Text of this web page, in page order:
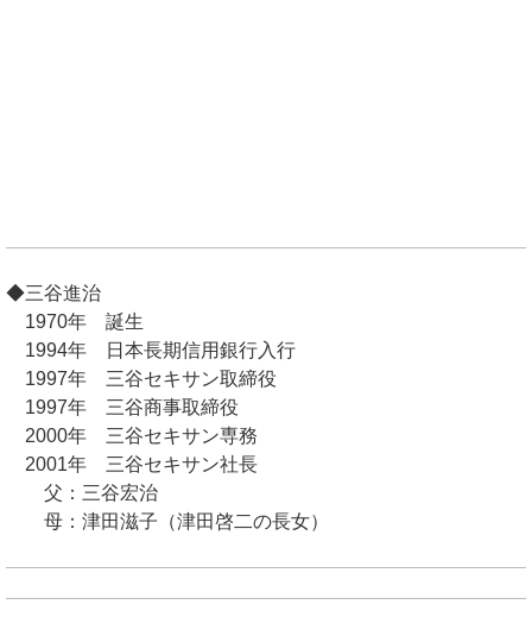
◆三谷進治
1970年 誕生
1994年 日本長期信用銀行入行
1997年 三谷セキサン取締役
1997年 三谷商事取締役
2000年 三谷セキサン専務
2001年 三谷セキサン社長
父：三谷宏治
母：津田滋子（津田啓二の長女）